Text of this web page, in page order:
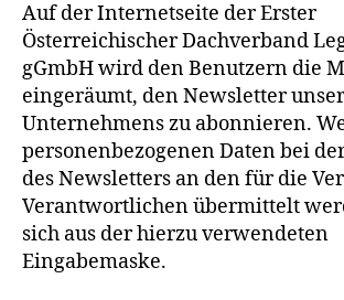
Auf der Internetseite der Erster
Österreichischer Dachverband
gGmbH wird den Benutzern die
eingeräumt, den Newsletter
Unternehmens zu abonnieren.
personenbezogenen Daten bei
des Newsletters an den für die
Verantwortlichen übermittelt
sich aus der hierzu verwendeten
Eingabemaske.